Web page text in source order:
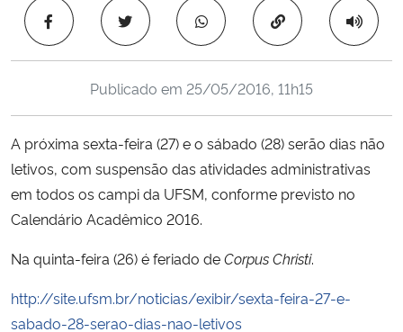
Ministério da Educação
Ministério de Minas e Energia
Ministério da Ciência, Tecnologia, Inovações e Comunicações
Ministério do Turismo
Copiar para área
Publicado em 25/05/2016, 11h15
A próxima sexta-feira (27) e o sábado (28) serão dias não
letivos, com suspensão das atividades administrativas
em todos os campi da UFSM, conforme previsto no
Calendário Acadêmico 2016.
Na quinta-feira (26) é feriado deCorpus Christi.
http://site.ufsm.br/noticias/exibir/sexta-feira-27-e-
sabado-28-serao-dias-nao-letivos